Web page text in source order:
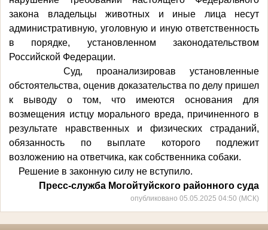
закона владельцы животных и иные лица несут
административную, уголовную и иную ответственность
в порядке, установленном законодательством
Российской Федерации.
Суд, проанализировав установленные
обстоятельства, оценив доказательства по делу пришел
к выводу о том, что имеются основания для
возмещения истцу морального вреда, причиненного в
результате нравственных и физических страданий,
обязанность по выплате которого подлежит
возложению на ответчика, как собственника собаки.
Решение в законную силу не вступило.
Пресс-служба Могойтуйского районного суда
опубликовано 05.05.2025 04:50 (МСК)